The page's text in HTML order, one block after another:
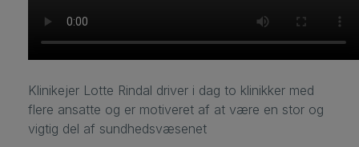
Klinikejer Lotte Rindal driver i dag to klinikker med
flere ansatte og er motiveret af at være en stor og
vigtig del af sundhedsvæsenet